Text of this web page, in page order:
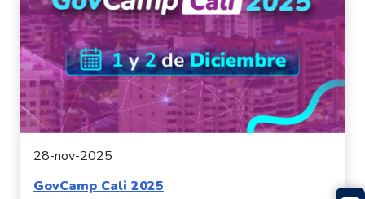
28-nov-2025
GovCamp Cali 2025